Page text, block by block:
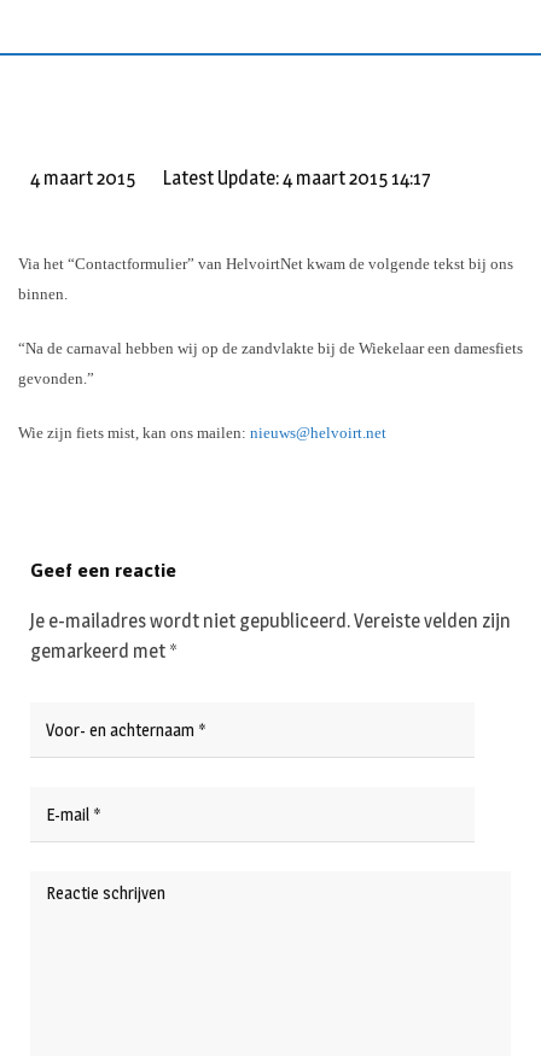
4 maart 2015 Latest Update: 4 maart 2015 14:17
Via het “Contactformulier” van HelvoirtNet kwam de volgende tekst bij ons
binnen.
“Na de carnaval hebben wij op de zandvlakte bij de Wiekelaar een damesfiets
gevonden.”
Wie zijn fiets mist, kan ons mailen: nieuws@helvoirt.net
Geef een reactie
Je e-mailadres wordt niet gepubliceerd.Vereiste velden zijn
gemarkeerd met *